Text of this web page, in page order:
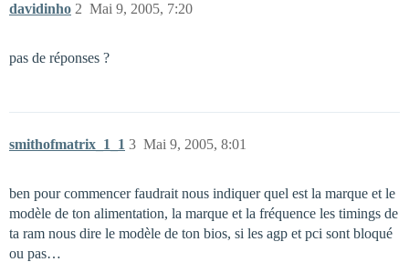
davidinho Mai 9, 2005, 7:20
2
pas de réponses ?
smithofmatrix_1_1 Mai 9, 2005, 8:01
3
ben pour commencer faudrait nous indiquer quel est la marque et le
modèle de ton alimentation, la marque et la fréquence les timings de
ta ram nous dire le modèle de ton bios, si les agp et pci sont bloqué
ou pas…